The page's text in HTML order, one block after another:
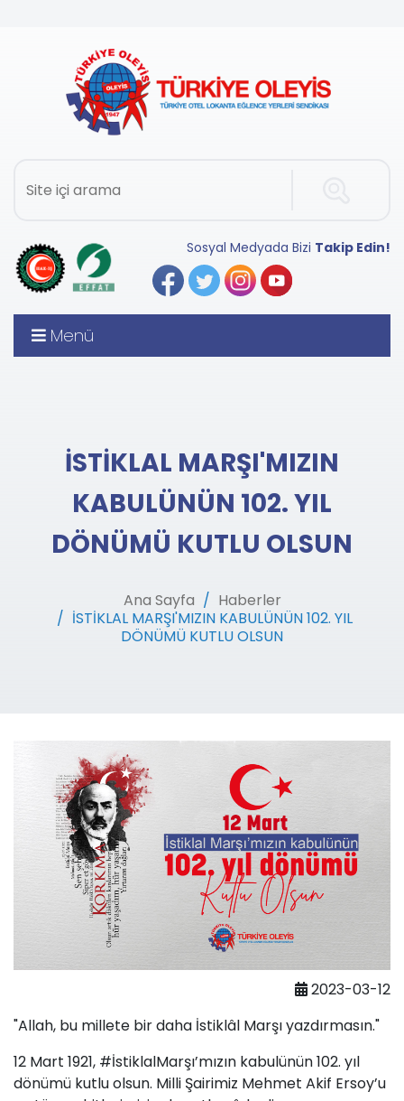
Sosyal Medyada Bizi Takip Edin!
Menü
İSTİKLAL MARŞI'MIZIN
KABULÜNÜN 102. YIL
DÖNÜMÜ KUTLU OLSUN
Ana Sayfa
Haberler
İSTİKLAL MARŞI'MIZIN KABULÜNÜN 102. YIL
DÖNÜMÜ KUTLU OLSUN
2023-03-12
"Allah, bu millete bir daha İstiklâl Marşı yazdırmasın."
12 Mart 1921, #İstiklalMarşı’mızın kabulünün 102. yıl
dönümü kutlu olsun. Milli Şairimiz Mehmet Akif Ersoy’u